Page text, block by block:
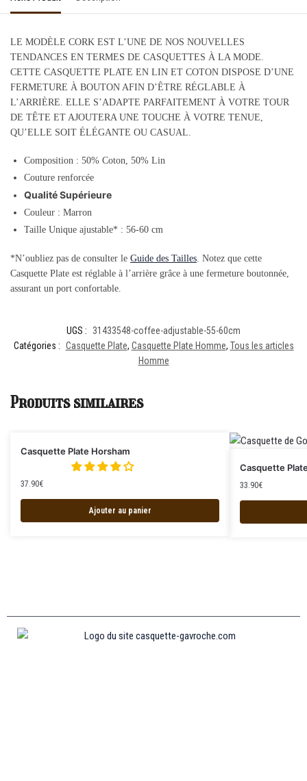
LE MODÈLE CORK EST L’UNE DE NOS NOUVELLES
TENDANCES EN TERMES DE CASQUETTES À LA MODE.
CETTE CASQUETTE PLATE EN LIN ET COTON DISPOSE D’UNE
FERMETURE À BOUTON AFIN D’ÊTRE RÉGLABLE À
L’ARRIÈRE. ELLE S’ADAPTE PARFAITEMENT À VOTRE TOUR
DE TÊTE ET AJOUTERA UNE TOUCHE À VOTRE TENUE,
QU’ELLE SOIT ÉLÉGANTE OU CASUAL.
Composition : 50% Coton, 50% Lin
Couture renforcée
Qualité Supérieure
Couleur : Marron
Taille Unique ajustable* : 56-60 cm
*N’oubliez pas de consulter le Guide des Tailles . Notez que cette
Casquette Plate est réglable à l’arrière grâce à une fermeture boutonnée,
assurant un port confortable.
UGS :
31433548-coffee-adjustable-55-60cm
Catégories : Casquette Plate, Casquette Plate Homme, Tous les articles
Homme
Produits similaires
Casquette Plate Horsham
37.90€
Ajouter au panier
Casquette
33.90€